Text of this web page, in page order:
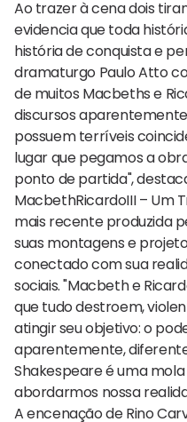
Ao trazer à cena dois
evidencia que toda
história de conquista e
dramaturgo Paulo Atto
de muitos Macbeths e
discursos
possuem terríveis
lugar que pegamos a
ponto de partida",
MacbethRicardoIII – Um
mais recente produzida
suas montagens e
conectado com sua
sociais. "Macbeth e
que tudo destroem,
atingir seu objetivo: o
aparentemente,
Shakespeare é uma
abordarmos nossa
A encenação de Rino